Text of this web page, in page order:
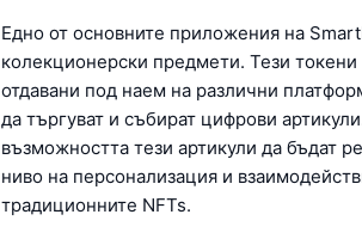
Едно от основните приложения на
колекционерски предмети. Тези
отдавани под наем на различни
да търгуват и събират цифрови
възможността тези артикули да бъдат
ниво на персонализация и
традиционните NFTs.